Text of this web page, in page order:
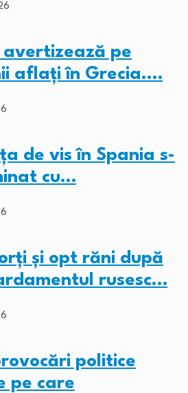
avertizează pe
aflați în Grecia.…
de vis în Spania s-
cu…
și opt răni după
rusesc…
politice
pe care